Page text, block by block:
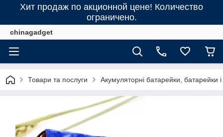
Хит продаж по акционной цене! Количество
ограничено.
chinagadget
Товари та послуги Акумуляторні батарейки, батарейки